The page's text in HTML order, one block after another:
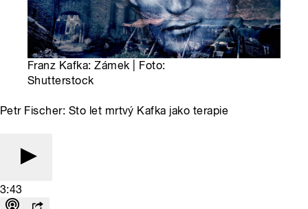
Franz Kafka: Zámek | Foto:
Shutterstock
Petr Fischer: Sto let mrtvý Kafka jako terapie
3:43